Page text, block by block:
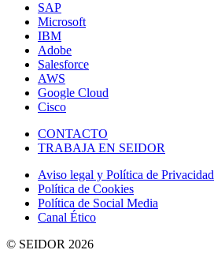
SAP
Microsoft
IBM
Adobe
Salesforce
AWS
Google Cloud
Cisco
CONTACTO
TRABAJA EN SEIDOR
Aviso legal y Política de Privacidad
Política de Cookies
Política de Social Media
Canal Ético
© SEIDOR 2026